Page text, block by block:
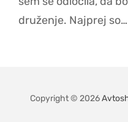
druženje. Najprej so…
Copyright © 2026